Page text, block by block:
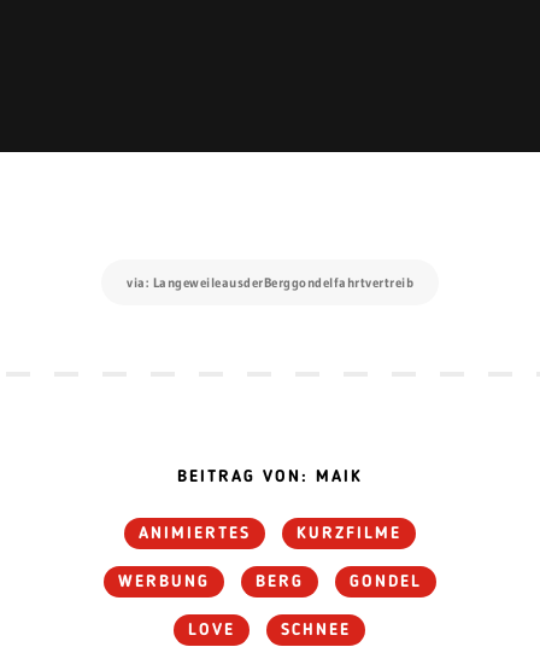
via: LangeweileausderBerggondelfahrtvertreib
BEITRAG VON: MAIK
ANIMIERTES KURZFILME
WERBUNG BERG GONDEL
LOVE SCHNEE